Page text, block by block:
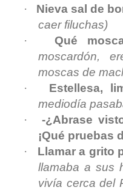
· Nieva sal de
caer filuchas)
·Qué
moscardón,
moscas de
· Estellesa,
mediodía
·-¿Abrase
¡Qué pruebas
· Llamar a grito
llamaba a sus
vivía cerca del